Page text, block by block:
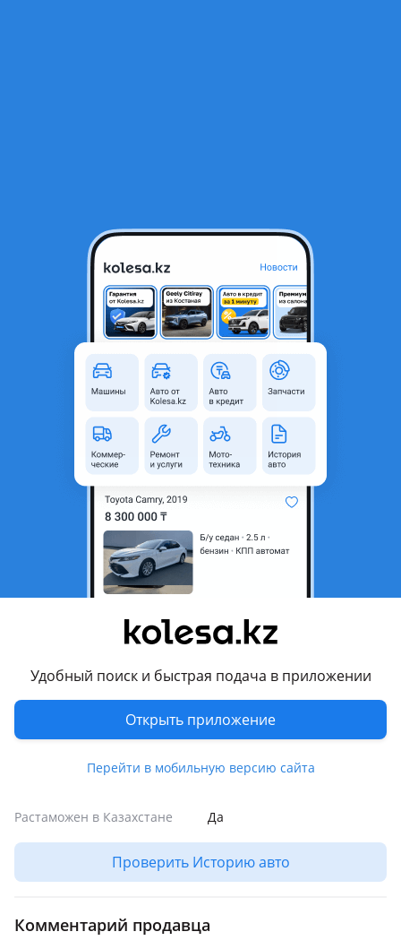
Удобный поиск и быстрая подача в приложении
Открыть приложение
Перейти в мобильную версию сайта
Toyota 4Runner 2005 года
10 500 000 ₸ История авто
Ежемесячный платёж
Рассчитать Кредит
область
Внедорожник
Объем двигателя, л
4 (бензин)
Пробег
386 160 км
Коробка передач
Автомат
Привод
Полный привод
Растаможен в Казахстане
Да
Проверить Историю авто
Комментарий продавца